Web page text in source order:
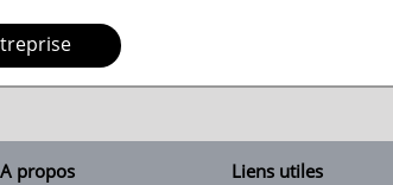
A propos Liens utiles